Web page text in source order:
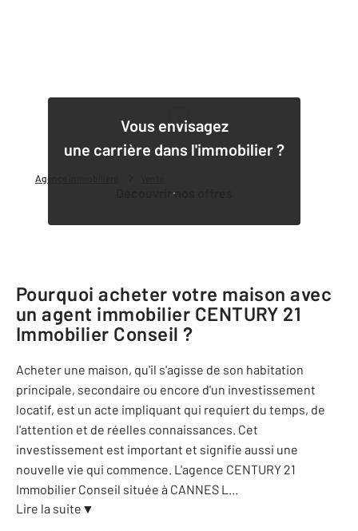
Agence immobilière
Vous envisagez
une carrière dans l'immobilier ?
Découvrir nos offres
1
Pourquoi acheter votre maison avec
un agent immobilier CENTURY 21
Immobilier Conseil ?
Acheter une maison, qu'il s'agisse de son habitation
principale, secondaire ou encore d'un investissement
locatif, est un acte impliquant qui requiert du temps, de
l'attention et de réelles connaissances. Cet
investissement est important et signifie aussi une
nouvelle vie qui commence. L'agence CENTURY 21
Immobilier Conseil située à CANNES L ...
Lire la suite ▼